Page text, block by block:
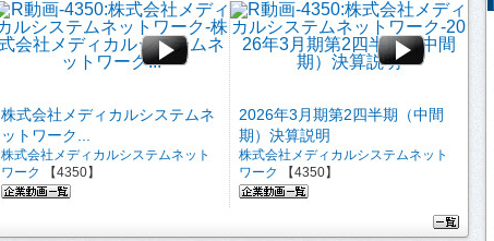
株式会社メディカルシステムネ
ットワーク...
株式会社メディカルシステムネット
ワーク
【4350】
2026年3月期第2四半期（中間
期）決算説明
株式会社メディカルシステムネット
ワーク
【4350】